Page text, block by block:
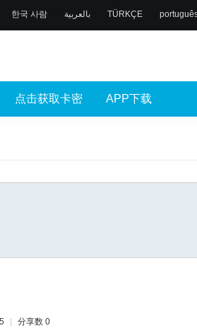
한국 사람 بالعربية TÜRKÇE
点击获取卡密 APP下载
分享数 0